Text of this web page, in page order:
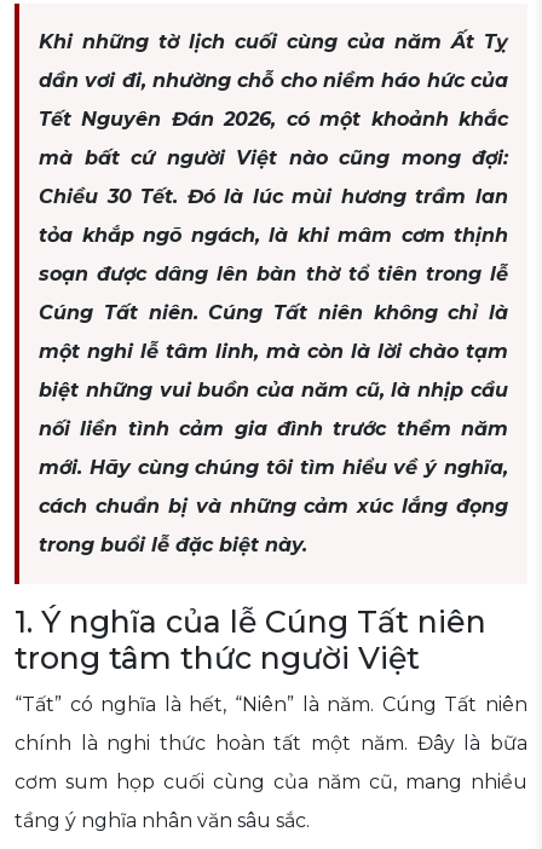
Khi những tờ lịch cuối cùng của năm Ất Tỵ
dần vơi đi, nhường chỗ cho niềm háo hức của
Tết Nguyên Đán 2026, có một khoảnh khắc
mà bất cứ người Việt nào cũng mong đợi:
Chiều 30 Tết. Đó là lúc mùi hương trầm lan
tỏa khắp ngõ ngách, là khi mâm cơm thịnh
soạn được dâng lên bàn thờ tổ tiên trong lễ
Cúng Tất niên. Cúng Tất niên không chỉ là
một nghi lễ tâm linh, mà còn là lời chào tạm
biệt những vui buồn của năm cũ, là nhịp cầu
nối liền tình cảm gia đình trước thềm năm
mới. Hãy cùng chúng tôi tìm hiểu về ý nghĩa,
cách chuẩn bị và những cảm xúc lắng đọng
trong buổi lễ đặc biệt này.
1. Ý nghĩa của lễ Cúng Tất niên
trong tâm thức người Việt
“Tất” có nghĩa là hết, “Niên” là năm. Cúng Tất niên
chính là nghi thức hoàn tất một năm. Đây là bữa
cơm sum họp cuối cùng của năm cũ, mang nhiều
tầng ý nghĩa nhân văn sâu sắc.